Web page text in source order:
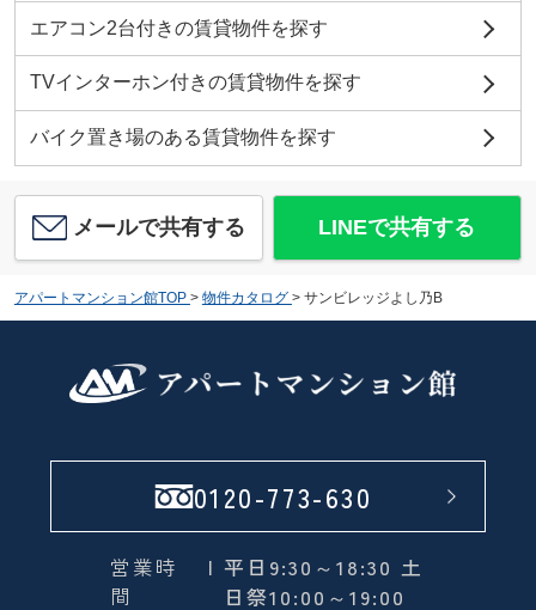
エアコン2台付きの賃貸物件を探す
TVインターホン付きの賃貸物件を探す
バイク置き場のある賃貸物件を探す
メールで共有する LINEで共有する
アパートマンション館TOP > 物件カタログ > サンビレッジよし乃B
0120-773-630
営業時
間
| 平日9:30～18:30 土
日祭10:00～19:00